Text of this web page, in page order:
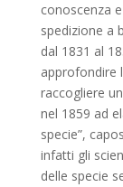
conoscenza
spedizione a
dal 1831 al
approfondire
raccogliere
nel 1859 ad
specie”,
infatti gli
delle specie